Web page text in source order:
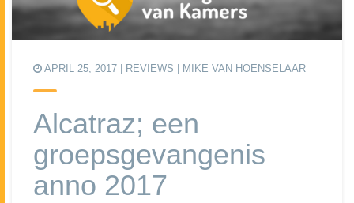
APRIL 25, 2017 | REVIEWS | MIKE VAN HOENSELAAR
Alcatraz; een
groepsgevangenis
anno 2017